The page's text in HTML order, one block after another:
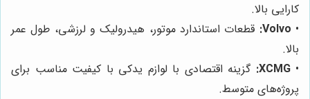
کارایی بالا.
•
Volvo: قطعات استاندارد موتور، هیدرولیک و لرزشی، طول عمر
بالا.
•
XCMG: گزینه اقتصادی با لوازم یدکی با کیفیت مناسب برای
پروژه‌های متوسط.